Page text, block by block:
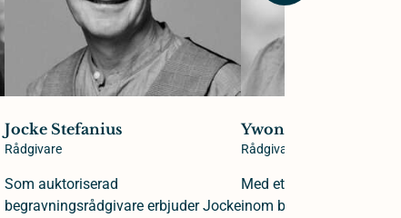
Jocke Stefanius
Rådgivare
Som auktoriserad
begravningsrådgivare erbjuder Jocke
Ywonne Gullsby
Rådgivare
Med ett kvarts sekel av
inom